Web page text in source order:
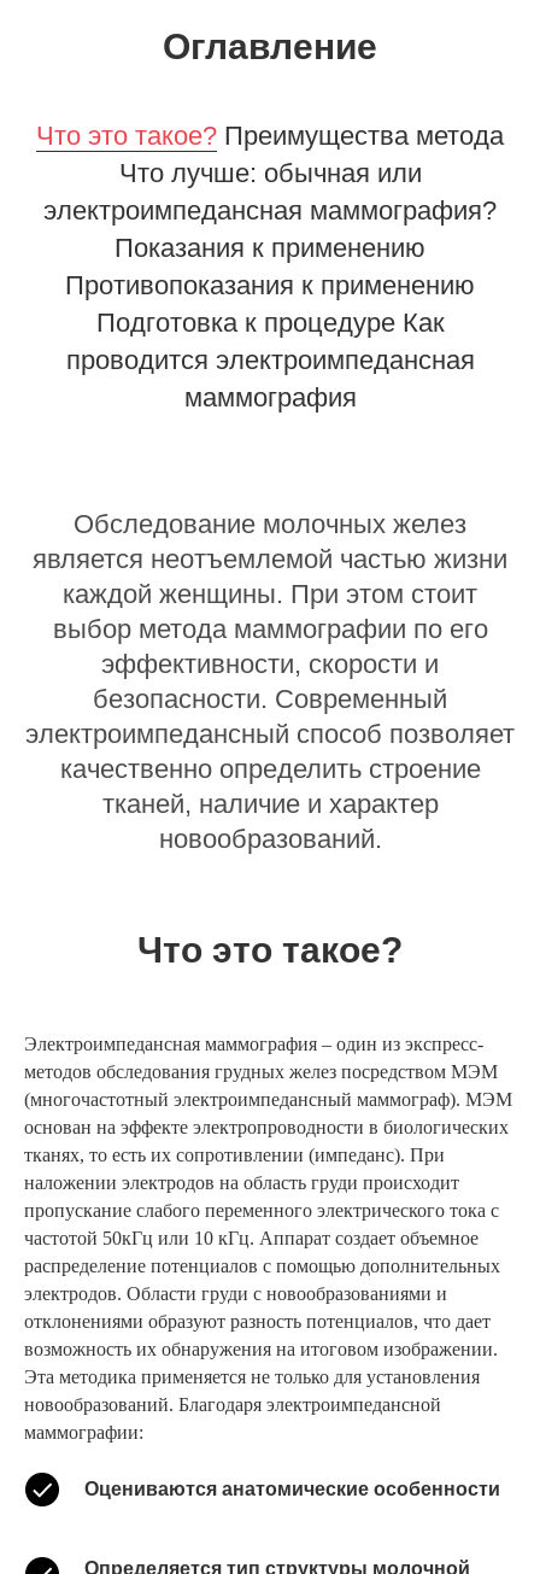
Оглавление
Что это такое? Преимущества метода
Что лучше: обычная или
электроимпедансная маммография?
Показания к применению
Противопоказания к применению
Подготовка к процедуре Как
проводится электроимпедансная
маммография
Обследование молочных желез
является неотъемлемой частью жизни
каждой женщины. При этом стоит
выбор метода маммографии по его
эффективности, скорости и
безопасности. Современный
электроимпедансный способ позволяет
качественно определить строение
тканей, наличие и характер
новообразований.
Что это такое?
Электроимпедансная маммография – один из экспресс-
методов обследования грудных желез посредством МЭМ
(многочастотный электроимпедансный маммограф). МЭМ
основан на эффекте электропроводности в биологических
тканях, то есть их сопротивлении (импеданс). При
наложении электродов на область груди происходит
пропускание слабого переменного электрического тока с
частотой 50кГц или 10 кГц. Аппарат создает объемное
распределение потенциалов с помощью дополнительных
электродов. Области груди с новообразованиями и
отклонениями образуют разность потенциалов, что дает
возможность их обнаружения на итоговом изображении.
Эта методика применяется не только для установления
новообразований. Благодаря электроимпедансной
маммографии:
Оцениваются анатомические особенности
Определяется тип структуры молочной